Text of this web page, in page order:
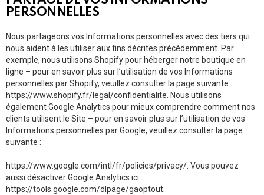
PERSONNELLES
Nous partageons vos Informations personnelles avec des tiers qui
nous aident à les utiliser aux fins décrites précédemment. Par
exemple, nous utilisons Shopify pour héberger notre boutique en
ligne – pour en savoir plus sur l’utilisation de vos Informations
personnelles par Shopify, veuillez consulter la page suivante :
https://www.shopify.fr/legal/confidentialite. Nous utilisons
également Google Analytics pour mieux comprendre comment nos
clients utilisent le Site – pour en savoir plus sur l’utilisation de vos
Informations personnelles par Google, veuillez consulter la page
suivante :
https://www.google.com/intl/fr/policies/privacy/. Vous pouvez
aussi désactiver Google Analytics ici :
https://tools.google.com/dlpage/gaoptout.